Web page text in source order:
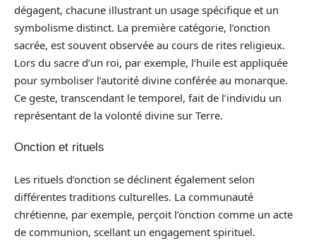
dégagent, chacune illustrant un usage spécifique et un
symbolisme distinct. La première catégorie, l’onction
sacrée, est souvent observée au cours de rites religieux.
Lors du sacre d’un roi, par exemple, l’huile est appliquée
pour symboliser l’autorité divine conférée au monarque.
Ce geste, transcendant le temporel, fait de l’individu un
représentant de la volonté divine sur Terre.
Onction et rituels
Les rituels d’onction se déclinent également selon
différentes traditions culturelles. La communauté
chrétienne, par exemple, perçoit l’onction comme un acte
de communion, scellant un engagement spirituel.